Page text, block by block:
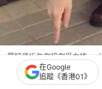
羅毓儀近年劇接劇受力捧。
在Google
追蹤《香港01》